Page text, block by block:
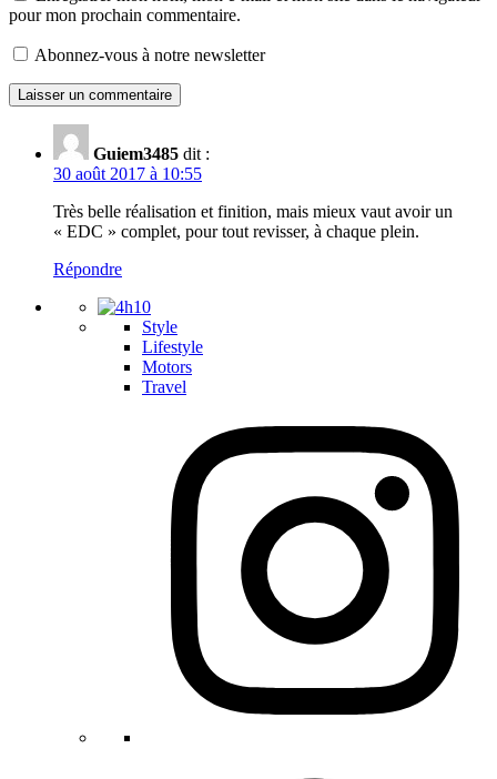
pour mon prochain commentaire.
Abonnez-vous à notre newsletter
Guiem3485 dit :
30 août 2017 à 10:55
Très belle réalisation et finition, mais mieux vaut avoir un
« EDC » complet, pour tout revisser, à chaque plein.
Répondre
Style
Lifestyle
Motors
Travel